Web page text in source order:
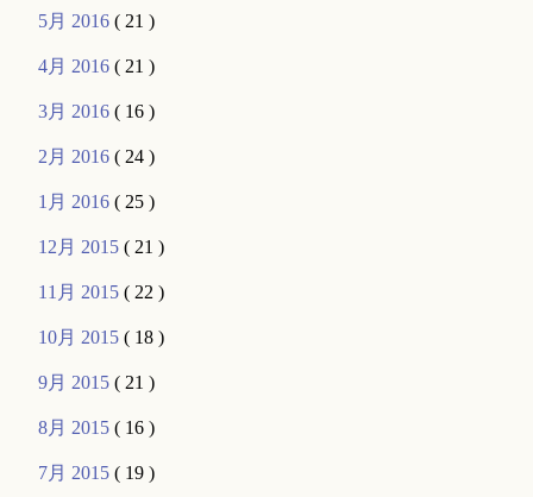
5月 2016( 21 )
4月 2016( 21 )
3月 2016( 16 )
2月 2016( 24 )
1月 2016( 25 )
12月 2015( 21 )
11月 2015( 22 )
10月 2015( 18 )
9月 2015( 21 )
8月 2015( 16 )
7月 2015( 19 )